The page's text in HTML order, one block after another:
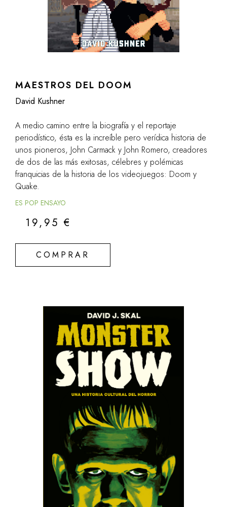
MAESTROS DEL DOOM
David Kushner
A medio camino entre la biografía y el reportaje
periodístico, ésta es la increíble pero verídica historia de
unos pioneros, John Carmack y John Romero, creadores
de dos de las más exitosas, célebres y polémicas
franquicias de la historia de los videojuegos: Doom y
Quake.
ES POP ENSAYO
19,95€
COMPRAR